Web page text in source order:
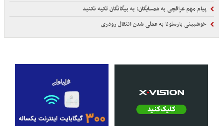
پیام مهم عراقچی به همسایگان: به بیگانگان تکیه نکنید
خوشبینی بارسلونا به عملی شدن انتقال رودری